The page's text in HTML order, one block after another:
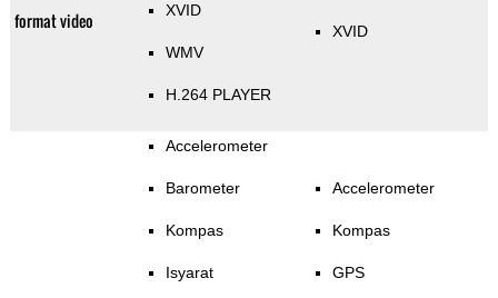
format video XVID
WMV
H.264 PLAYER
XVID
Accelerometer
Barometer
Kompas
Isyarat
Accelerometer
Kompas
GPS